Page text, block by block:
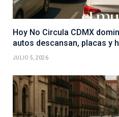
Hoy No Circula CDMX
autos descansan, placas y
JULIO 5, 2026